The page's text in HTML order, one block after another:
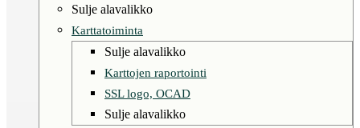
Sulje alavalikko
Karttatoiminta
Sulje alavalikko
Karttojen raportointi
SSL logo, OCAD
Sulje alavalikko